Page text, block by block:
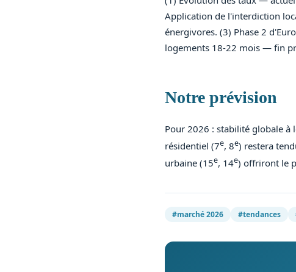
Application de l'interdiction
énergivores. (3) Phase 2
logements 18-22 mois — fin
Notre prévision
Pour 2026 : stabilité globale à
résidentiel (7e, 8e) restera
urbaine (15e, 14e) offriront le
#marché 2026 #tendances